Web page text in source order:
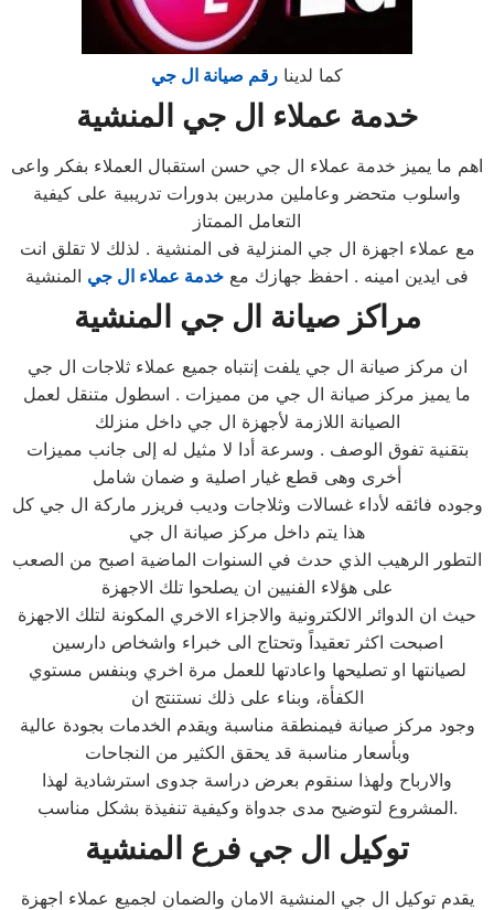
كما لدينا رقم صيانة ال جي
خدمة عملاء ال جي المنشية
اهم ما يميز خدمة عملاء ال جي حسن استقبال العملاء بفكر واعى
واسلوب متحضر وعاملين مدربين بدورات تدريبية على كيفية
التعامل الممتاز
مع عملاء اجهزة ال جي المنزلية فى المنشية . لذلك لا تقلق انت
فى ايدين امينه . احفظ جهازك مع خدمة عملاء ال جي المنشية
مراكز صيانة ال جي المنشية
ان مركز صيانة ال جي يلفت إنتباه جميع عملاء ثلاجات ال جي
ما يميز مركز صيانة ال جي من مميزات . اسطول متنقل لعمل
الصيانة اللازمة لأجهزة ال جي داخل منزلك
بتقنية تفوق الوصف . وسرعة أدا لا مثيل له إلى جانب مميزات
أخرى وهى قطع غيار اصلية و ضمان شامل
وجوده فائقه لأداء غسالات وثلاجات وديب فريزر ماركة ال جي كل
هذا يتم داخل مركز صيانة ال جي
التطور الرهيب الذي حدث في السنوات الماضية اصبح من الصعب
على هؤلاء الفنيين ان يصلحوا تلك الاجهزة
حيث ان الدوائر الالكترونية والاجزاء الاخري المكونة لتلك الاجهزة
اصبحت اكثر تعقيداً وتحتاج الى خبراء واشخاص دارسين
لصيانتها او تصليحها واعادتها للعمل مرة اخري وبنفس مستوي
الكفأة، وبناء على ذلك نستنتج ان
وجود مركز صيانة فيمنطقة مناسبة ويقدم الخدمات بجودة عالية
وبأسعار مناسبة قد يحقق الكثير من النجاحات
والارباح ولهذا سنقوم بعرض دراسة جدوى استرشادية لهذا
المشروع لتوضيح مدى جدواة وكيفية تنفيذة بشكل مناسب.
توكيل ال جي فرع المنشية
يقدم توكيل ال جي المنشية الامان والضمان لجميع عملاء اجهزة